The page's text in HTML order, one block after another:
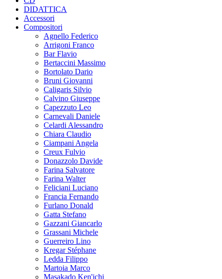
DIDATTICA
Accessori
Compositori
Agnello Federico
Arrigoni Franco
Bar Flavio
Bertaccini Massimo
Bortolato Dario
Bruni Giovanni
Caligaris Silvio
Calvino Giuseppe
Capezzuto Leo
Carnevali Daniele
Celardi Alessandro
Chiara Claudio
Ciampani Angela
Creux Fulvio
Donazzolo Davide
Farina Salvatore
Farina Walter
Feliciani Luciano
Francia Fernando
Furlano Donald
Gatta Stefano
Gazzani Giancarlo
Grassani Michele
Guerreiro Lino
Kregar Stéphane
Ledda Filippo
Martoia Marco
Masakado Ken'ichi